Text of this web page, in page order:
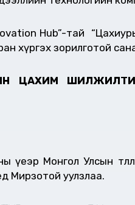
Hub”-тай
хүргэх зорилготой
ЦАХИМ
Монгол Улсын
Мирзотой уулзлаа.